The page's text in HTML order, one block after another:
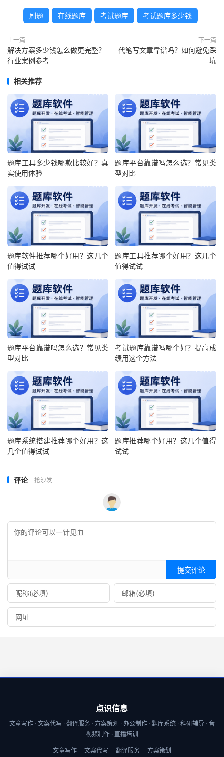
刷题 在线题库 考试题库 考试题库多少钱
上一篇
解决方案多少钱怎么做更完整？
行业案例参考
下一篇
代笔写文章靠谱吗？如何避免踩
坑
相关推荐
题库工具多少钱哪款比较好？真
实使用体验
题库平台靠谱吗怎么选？常见类
型对比
题库软件推荐哪个好用？这几个
值得试试
题库工具推荐哪个好用？这几个
值得试试
题库平台靠谱吗怎么选？常见类
型对比
考试题库靠谱吗哪个好？提高成
绩用这个方法
题库系统搭建推荐哪个好用？这
几个值得试试
题库推荐哪个好用？这几个值得
试试
评论 抢沙发
提交评论
点识信息
文章写作 · 文案代写 · 翻译服务 · 方案策划 · 办公制作 · 题库系统 · 科研辅导 · 音
视频制作 · 直播培训
文章写作 文案代写 翻译服务 方案策划